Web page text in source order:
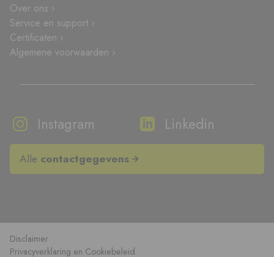
Over ons ›
Service en support ›
Certificaten ›
Algemene voorwaarden ›
Instagram Linkedin
Alle contactgegevens
Disclaimer
Privacyverklaring en Cookiebeleid